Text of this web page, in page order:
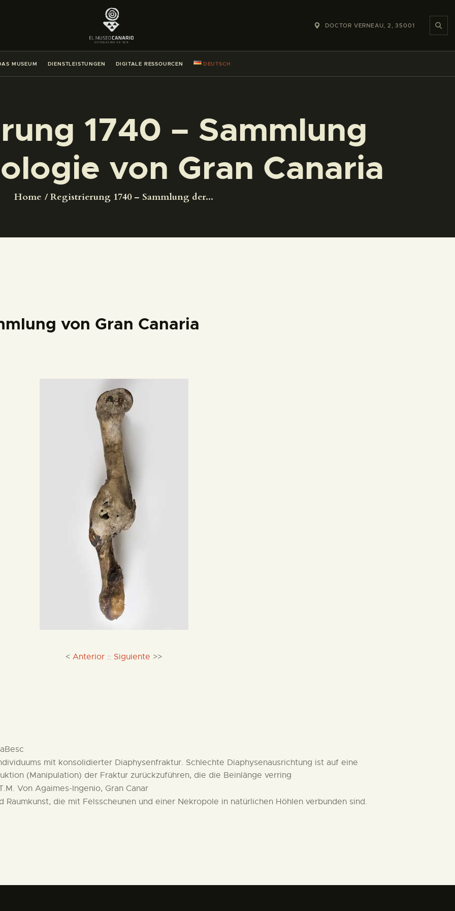
DOCTOR VERNEAU, 2, 35001
MUSEUM DIENSTLEISTUNGEN DIGITALE RESSOURCEN DEUTSCH
1740 – Sammlung
von Gran Canaria
Home Registrierung 1740 – Sammlung der...
DIENSTLEISTUNGEN
DIGITALE RESSOURCEN
DAS MUSEUM
DIENSTLEISTUNGEN
DEUTSCH
von Gran Canaria
< Anterior :: Siguiente >>
mit konsolidierter Diaphysenfraktur. Schlechte Diaphysenausrichtung ist auf eine
(Manipulation) der Fraktur zurückzuführen, die die Beinlänge verring
Von Agaimes-Ingenio, Gran Canar
Raumkunst, die mit Felsscheunen und einer Nekropole in natürlichen Höhlen verbunden sind.